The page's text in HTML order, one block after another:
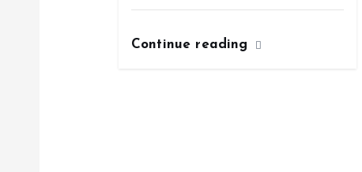
Continue reading